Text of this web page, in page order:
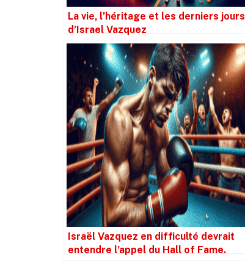
La vie, l’héritage et les derniers jours
d’Israel Vazquez
Israël Vazquez en difficulté devrait
entendre l’appel du Hall of Fame.